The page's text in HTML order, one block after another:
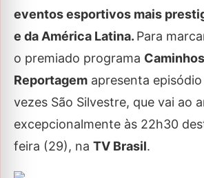
eventos esportivos mais
e da América Latina. Para
o premiado programa
Reportagem apresenta
vezes São Silvestre, que vai ao
excepcionalmente às 22h30
feira (29), na TV Brasil.